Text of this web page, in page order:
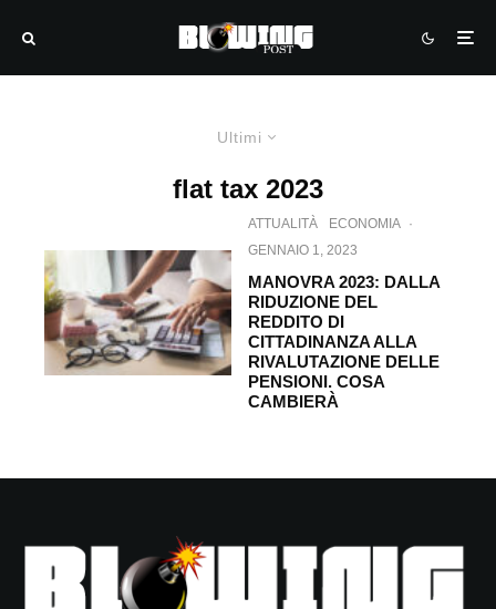
Ultimi
flat tax 2023
ATTUALITÀ ECONOMIA ·
GENNAIO 1, 2023
MANOVRA 2023: DALLA
RIDUZIONE DEL
REDDITO DI
CITTADINANZA ALLA
RIVALUTAZIONE DELLE
PENSIONI. COSA
CAMBIERÀ